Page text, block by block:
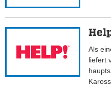
Als
liefert